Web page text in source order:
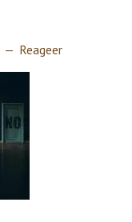
Reageer